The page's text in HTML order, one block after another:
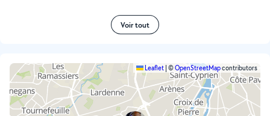
Voir tout
Leaflet ©OpenStreetMapcontributors